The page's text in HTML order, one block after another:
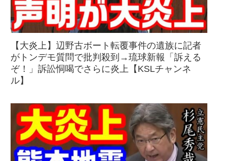
【大炎上】辺野古ボート転覆事件の遺族に記者
がトンデモ質問で批判殺到→琉球新報「訴える
ぞ！」訴訟恫喝でさらに炎上【KSLチャンネ
ル】